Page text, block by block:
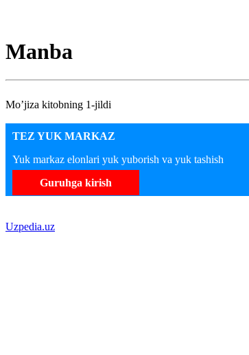
Manba
Mo’jiza kitobning 1-jildi
TEZ YUK MARKAZ
Yuk markaz elonlari yuk yuborish va yuk tashish
Guruhga kirish
Uzpedia.uz